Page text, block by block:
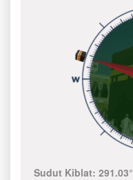
Sudut Kiblat:291.03°